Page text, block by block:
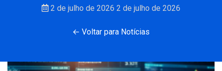
2 de julho de 2026 2 de julho de 2026
← Voltar para Notícias